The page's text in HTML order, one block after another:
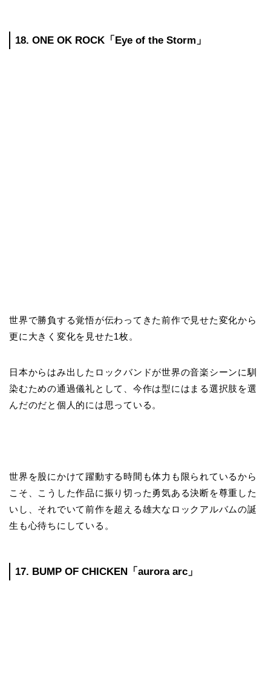
18. ONE OK ROCK「Eye of the Storm」
世界で勝負する覚悟が伝わってきた前作で見せた変化から
更に大きく変化を見せた1枚。
日本からはみ出したロックバンドが世界の音楽シーンに馴
染むための通過儀礼として、今作は型にはまる選択肢を選
んだのだと個人的には思っている。
世界を股にかけて躍動する時間も体力も限られているから
こそ、こうした作品に振り切った勇気ある決断を尊重した
いし、それでいて前作を超える雄大なロックアルバムの誕
生も心待ちにしている。
17. BUMP OF CHICKEN「aurora arc」